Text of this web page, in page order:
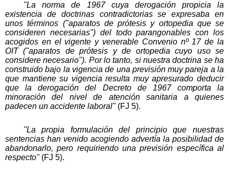
"La norma de 1967 cuya derogación propicia la
existencia de doctrinas contradictorias se expresaba en
unos términos ("aparatos de prótesis y ortopedia que se
consideren necesarias") del todo parangonables con los
acogidos en el vigente y venerable Convenio nº 17 de la
OIT ("aparatos de prótesis y de ortopedia cuyo uso se
considere necesario"). Por lo tanto, si nuestra doctrina se ha
construido bajo la vigencia de una previsión muy pareja a la
que mantiene su vigencia resulta muy apresurado deducir
que la derogación del Decreto de 1967 comporta la
minoración del nivel de atención sanitaria a quienes
padecen un accidente laboral"(FJ 5).
"La propia formulación del principio que nuestras
sentencias han venido acogiendo advertía la posibilidad de
abandonarlo, pero requiriendo una previsión específica al
respecto"(FJ 5).